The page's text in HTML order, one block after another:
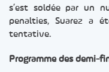
s’est soldée par un
penalties, Suarez a
tentative.
Programme des demi-